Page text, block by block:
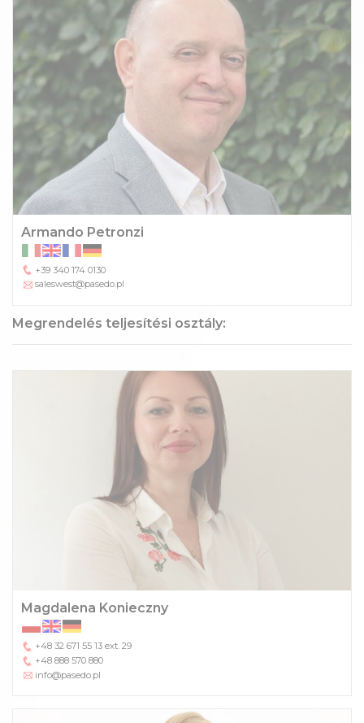
Armando Petronzi
+39 340 174 0130
saleswest@pasedo.pl
Megrendelés teljesítési osztály:
Magdalena Konieczny
+48 32 671 55 13 ext. 29
+48 888 570 880
info@pasedo.pl